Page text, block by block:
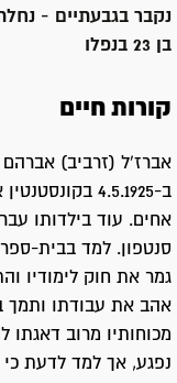
נקבר בגבעתיים -
בן 23 בנפלו
קורות חיים
אברז'ל (זרביב) אברהם
ב-4.5.1925
אחים. עוד בילדותו
סנטפון. למד בבית-ספר
גמר את חוק לימודיו
אהב את עבודתו ותמך
מכוחותיו מרוב
נפגע, אך למד לדעת כי